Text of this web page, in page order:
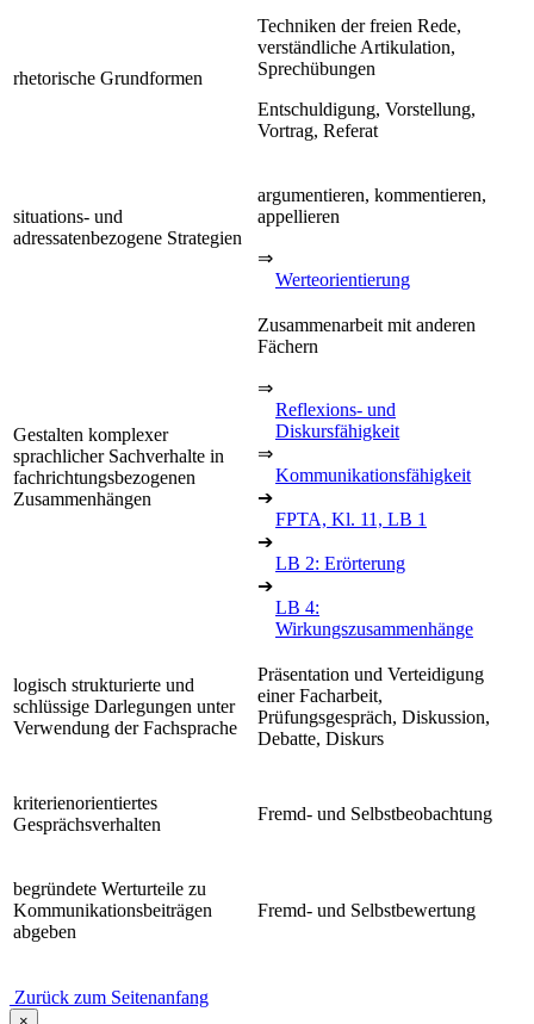
rhetorische Grundformen
Techniken der freien Rede,
verständliche Artikulation,
Sprechübungen
Entschuldigung, Vorstellung,
Vortrag, Referat
situations- und
adressatenbezogene Strategien
argumentieren, kommentieren,
appellieren
⇒
Werteorientierung
Gestalten komplexer
sprachlicher Sachverhalte in
fachrichtungsbezogenen
Zusammenhängen
Zusammenarbeit mit anderen
Fächern
⇒
Reflexions- und
Diskursfähigkeit
⇒
Kommunikationsfähigkeit
➔
FPTA, Kl. 11, LB 1
➔
LB 2: Erörterung
➔
LB 4:
Wirkungszusammenhänge
logisch strukturierte und
schlüssige Darlegungen unter
Verwendung der Fachsprache
Präsentation und Verteidigung
einer Facharbeit,
Prüfungsgespräch, Diskussion,
Debatte, Diskurs
kriterienorientiertes
Gesprächsverhalten
Fremd- und Selbstbeobachtung
begründete Werturteile zu
Kommunikationsbeiträgen
abgeben
Fremd- und Selbstbewertung
Zurück zum Seitenanfang